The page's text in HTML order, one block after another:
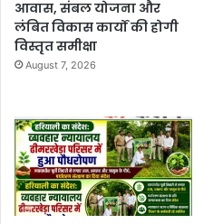
आवास, संबल योजना और
लंबित विकास कार्यों की होगी
विस्तृत समीक्षा
August 7, 2026